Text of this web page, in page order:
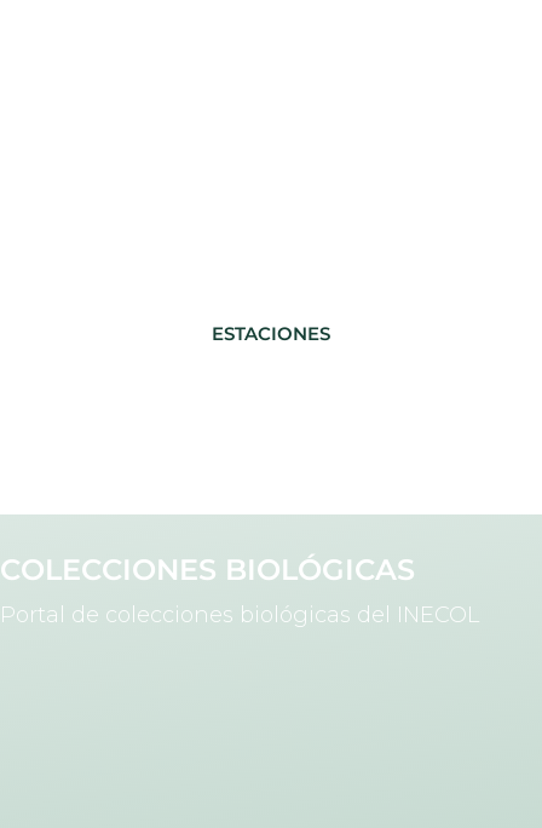
ESTACIONES
COLECCIONES BIOLÓGICAS
Portal de colecciones biológicas del INECOL